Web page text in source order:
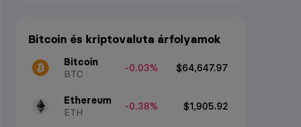
Bitcoin és kriptovaluta árfolyamok
Bitcoin
BTC
-0.03% $64,647.97
Ethereum
ETH
-0.38% $1,905.92